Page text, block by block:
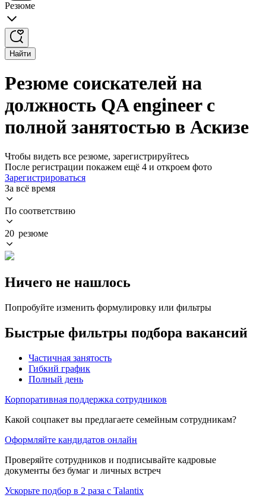
Резюме
Найти
Резюме соискателей на
должность QA engineer с
полной занятостью в Аскизе
Чтобы видеть все резюме, зарегистрируйтесь
После регистрации покажем ещё 4 и откроем фото
Зарегистрироваться
За всё время
По соответствию
20 резюме
Ничего не нашлось
Попробуйте изменить формулировку или фильтры
Быстрые фильтры подбора вакансий
Частичная занятость
Гибкий график
Полный день
Корпоративная поддержка сотрудников
Какой соцпакет вы предлагаете семейным сотрудникам?
Оформляйте кандидатов онлайн
Проверяйте сотрудников и подписывайте кадровые
документы без бумаг и личных встреч
Ускорьте подбор в 2 раза с Talantix